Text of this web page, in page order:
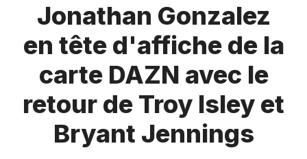
Jonathan Gonzalez
en tête d'affiche de la
carte DAZN avec le
retour de Troy Isley et
Bryant Jennings